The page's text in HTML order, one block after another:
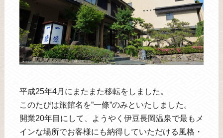
平成25年4月にまたまた移転をしました。
このたびは旅館名を”一條”のみといたしました。
開業20年目にして、ようやく伊豆長岡温泉で最もメ
インな場所でお客様にも納得していただける風格・